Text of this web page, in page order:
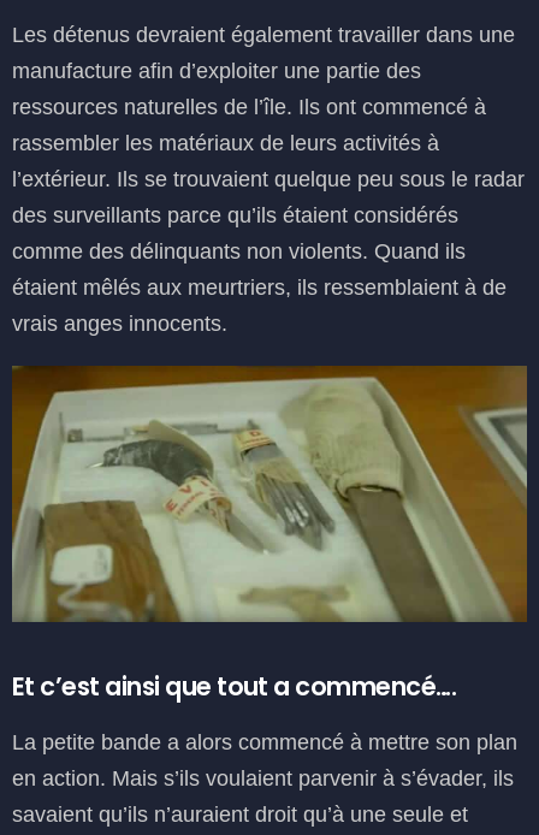
Les détenus devraient également travailler dans une
manufacture afin d’exploiter une partie des
ressources naturelles de l’île. Ils ont commencé à
rassembler les matériaux de leurs activités à
l’extérieur. Ils se trouvaient quelque peu sous le radar
des surveillants parce qu’ils étaient considérés
comme des délinquants non violents. Quand ils
étaient mêlés aux meurtriers, ils ressemblaient à de
vrais anges innocents.
Et c’est ainsi que tout a commencé….
La petite bande a alors commencé à mettre son plan
en action. Mais s’ils voulaient parvenir à s’évader, ils
savaient qu’ils n’auraient droit qu’à une seule et